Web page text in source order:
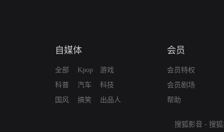
自媒体
全部
科普
国风
Kpop
汽车
搞笑
游戏
科技
出品人
会员
会员特权
会员剧场
帮助
搜狐影音 - 搜